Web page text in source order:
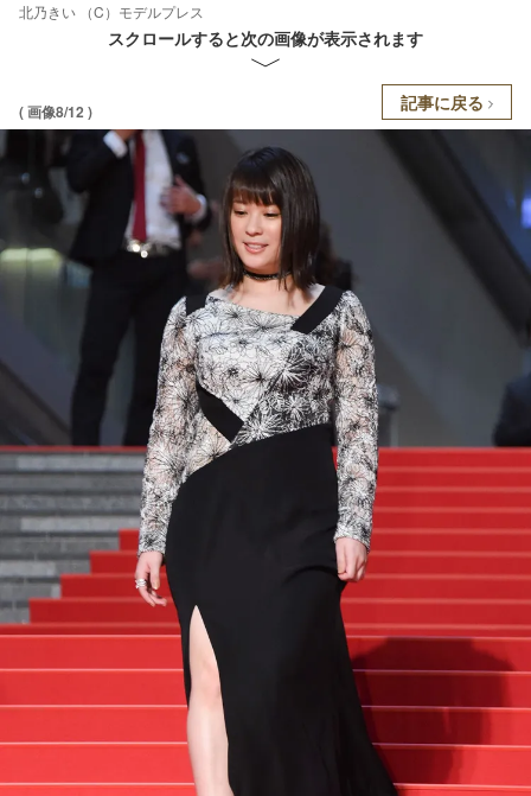
北乃きい （C）モデルプレス
スクロールすると次の画像が表示されます
( 画像8/12 ) 記事に戻る